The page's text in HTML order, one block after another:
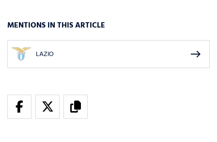
MENTIONS IN THIS ARTICLE
LAZIO east